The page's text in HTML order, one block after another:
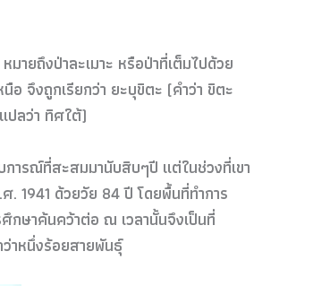
ายถึงป่าละเมาะ หรือป่าที่เต็มไปด้วย
จึงถูกเรียกว่า ยะบุขิตะ (คำว่า ขิตะ
ปลว่า ทิศใต้)
ารณ์ที่สะสมมานับสิบๆปี แต่ในช่วงที่เขา
1941 ด้วยวัย 84 ปี โดยพื้นที่ทำการ
กษาค้นคว้าต่อ ณ เวลานั้นจึงเป็นที่
าหนึ่งร้อยสายพันธุ์